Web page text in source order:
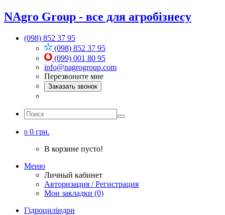
NAgro Group - все для агробізнесу
(098) 852 37 95
(098) 852 37 95
(099) 001 80 95
info@nagrogroup.com
Перезвоните мне
Заказать звонок
0 0 грн.
В корзине пусто!
Меню
Личный кабинет
Авторизация / Регистрация
Мои закладки (0)
Гідроциліндри